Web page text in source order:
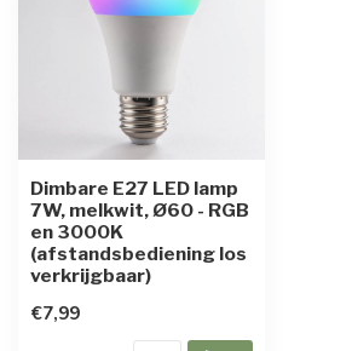
Dimbare E27 LED lamp
7W, melkwit, Ø60 - RGB
en 3000K
(afstandsbediening los
verkrijgbaar)
€7,99